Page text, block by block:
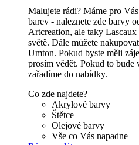
Malujete rádi? Máme pro
barev - naleznete zde barvy
Artcreation, ale taky
světě. Dále můžete
Umton. Pokud byste měli
prosím vědět. Pokud to
zařadíme do nabídky.
Co zde najdete?
Akrylové barvy
Štětce
Olejové barvy
Vše co Vás napadne